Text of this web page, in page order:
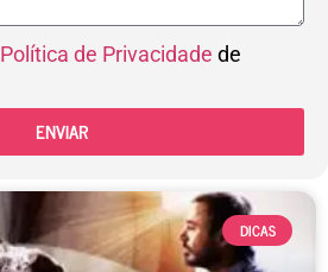
Política de Privacidade de
ENVIAR
DICAS